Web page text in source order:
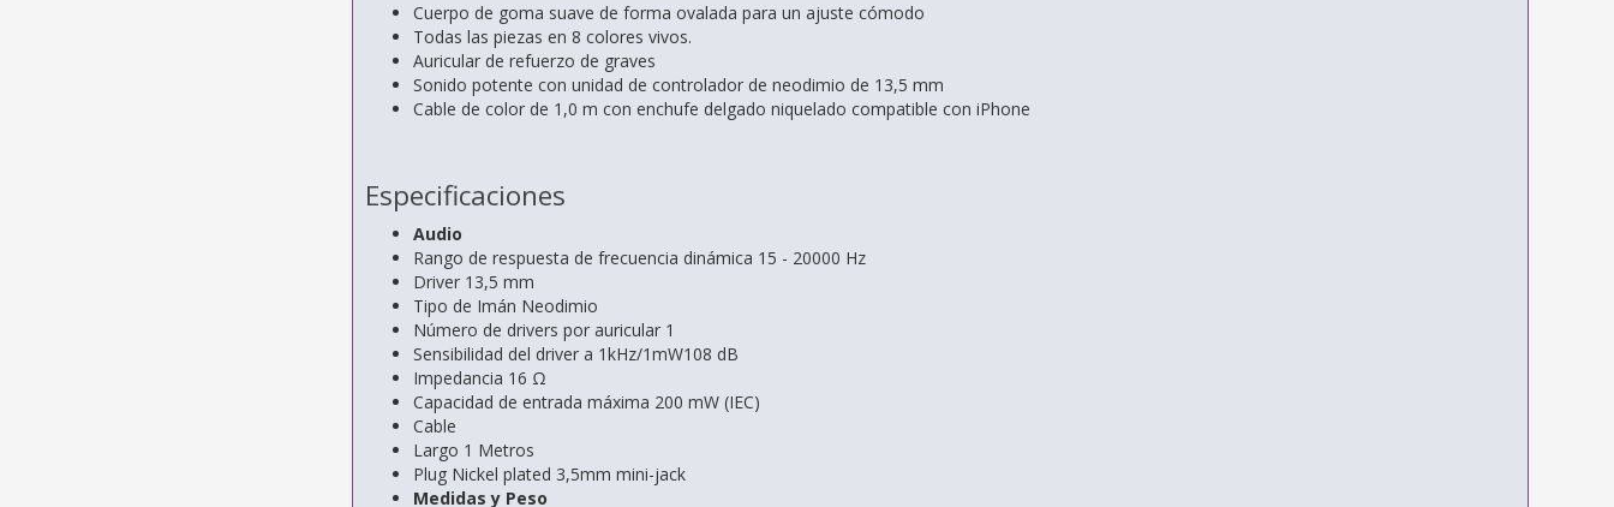
Cuerpo de goma suave de forma ovalada para un ajuste cómodo
Todas las piezas en 8 colores vivos.
Auricular de refuerzo de graves
Sonido potente con unidad de controlador de neodimio de 13,5 mm
Cable de color de 1,0 m con enchufe delgado niquelado compatible con iPhone
Especificaciones
Audio
Rango de respuesta de frecuencia dinámica 15 - 20000 Hz
Driver 13,5 mm
Tipo de Imán Neodimio
Número de drivers por auricular 1
Sensibilidad del driver a 1kHz/1mW108 dB
Impedancia 16 Ω
Capacidad de entrada máxima 200 mW (IEC)
Cable
Largo 1 Metros
Plug Nickel plated 3,5mm mini-jack
Medidas y Peso